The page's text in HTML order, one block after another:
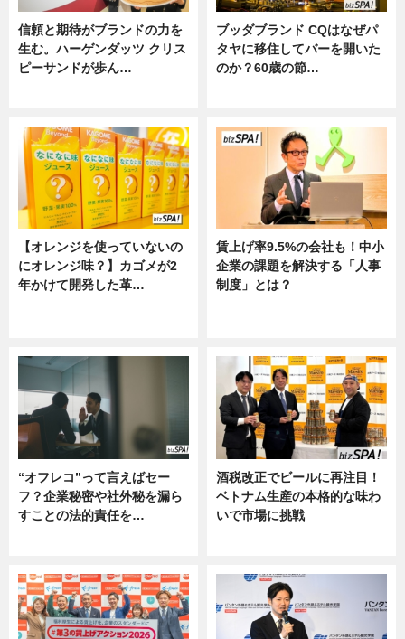
信頼と期待がブランドの力を
生む。ハーゲンダッツ クリス
ピーサンドが歩ん…
ブッダブランド CQはなぜパ
タヤに移住してバーを開いた
のか？60歳の節…
【オレンジを使っていないの
にオレンジ味？】カゴメが2
年かけて開発した革…
賃上げ率9.5%の会社も！中小
企業の課題を解決する「人事
制度」とは？
“オフレコ”って言えばセー
フ？企業秘密や社外秘を漏ら
すことの法的責任を…
酒税改正でビールに再注目！
ベトナム生産の本格的な味わ
いで市場に挑戦